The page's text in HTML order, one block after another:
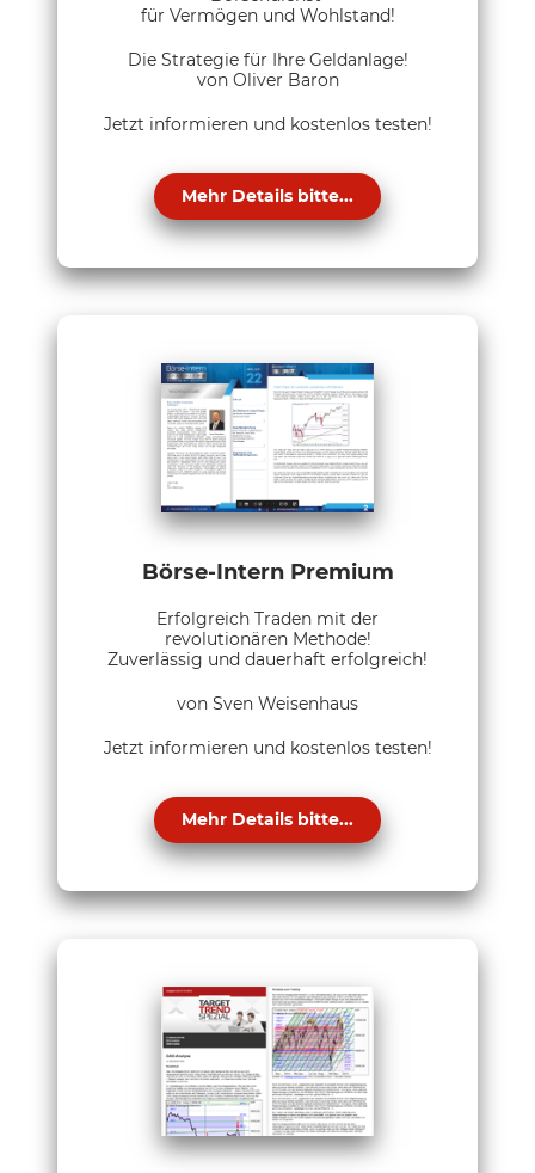
für Vermögen und Wohlstand!
Die Strategie für Ihre Geldanlage!
von Oliver Baron
Jetzt informieren und kostenlos testen!
Mehr Details bitte...
Börse-Intern Premium
Erfolgreich Traden mit der
revolutionären Methode!
Zuverlässig und dauerhaft erfolgreich!
von Sven Weisenhaus
Jetzt informieren und kostenlos testen!
Mehr Details bitte...